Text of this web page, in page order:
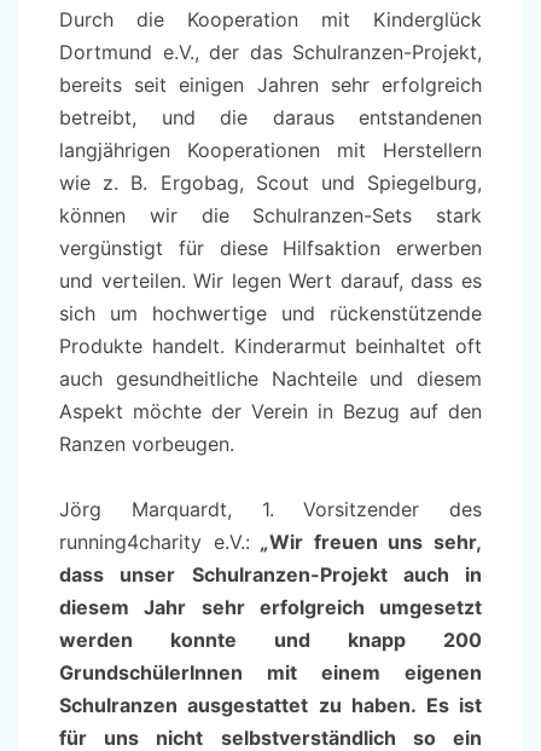
Durch die Kooperation mit Kinderglück
Dortmund e.V., der das Schulranzen-Projekt,
bereits seit einigen Jahren sehr erfolgreich
betreibt, und die daraus entstandenen
langjährigen Kooperationen mit Herstellern
wie z. B. Ergobag, Scout und Spiegelburg,
können wir die Schulranzen-Sets stark
vergünstigt für diese Hilfsaktion erwerben
und verteilen. Wir legen Wert darauf, dass es
sich um hochwertige und rückenstützende
Produkte handelt. Kinderarmut beinhaltet oft
auch gesundheitliche Nachteile und diesem
Aspekt möchte der Verein in Bezug auf den
Ranzen vorbeugen.
Jörg Marquardt, 1. Vorsitzender des
running4charity e.V.:„Wir freuen uns sehr,
dass unser Schulranzen-Projekt auch in
diesem Jahr sehr erfolgreich umgesetzt
werden konnte und knapp 200
GrundschülerInnen mit einem eigenen
Schulranzen ausgestattet zu haben. Es ist
für uns nicht selbstverständlich so ein